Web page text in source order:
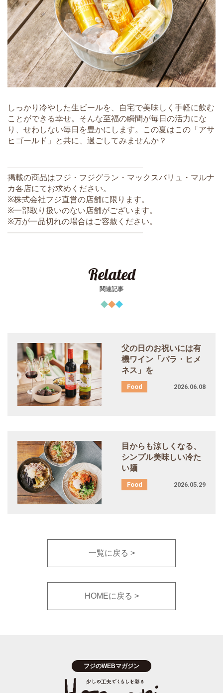
しっかり冷やした生ビールを、自宅で美味しく手軽に飲む
ことができる幸せ。そんな至福の瞬間が毎日の活力にな
り、せわしない毎日を豊かにします。この夏はこの「アサ
ヒゴールド」と共に、過ごしてみませんか？
―――――――――――――――――
掲載の商品はフジ・フジグラン・マックスバリュ・マルナ
カ各店にてお求めください。
※株式会社フジ直営の店舗に限ります。
※一部取り扱いのない店舗がございます。
※万が一品切れの場合はご容赦ください。
―――――――――――――――――
Related
関連記事
父の日のお祝いには有
機ワイン「パラ・ヒメ
ネス」を
2026.06.08
目からも涼しくなる、
シンプル美味しい冷た
い麺
2026.05.29
一覧に戻る
HOMEに戻る